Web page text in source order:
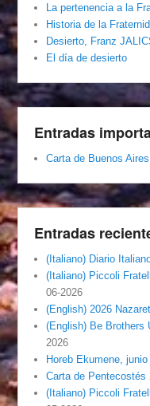
La pertenencia a la
Historia de la
Desierto, Franz
El día de desierto
Entradas
Carta de Buenos
Entradas
(Italiano) Diario
(Italiano) Piccoli
06-2026
(English) 2026
(English) Be Brothers
2026
Horeb Ekumene, junio
Carta de Pentecostés
(Italiano) Piccoli